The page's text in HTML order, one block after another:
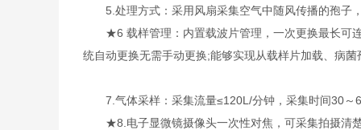
5.处理方式：采用风扇采集空气中随风传播的孢子
★6 载样管理：内置载波片管理，一次更换最长可连
统自动更换无需手动更换;能够实现从载样片加载、病
7.气体采样：采集流量≤120L/分钟，采集时间30～
★8.电子显微镜摄像头一次性对焦，可采集拍摄清